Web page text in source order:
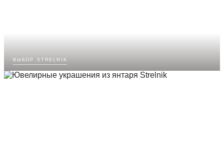
выбор strelnik